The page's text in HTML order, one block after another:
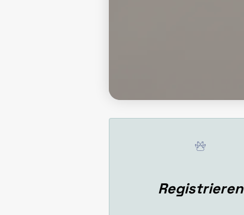
Registrieren